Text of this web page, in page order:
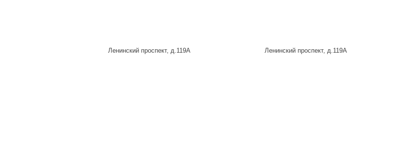
Ленинский проспект, д.119А Ленинский проспект, д.119А